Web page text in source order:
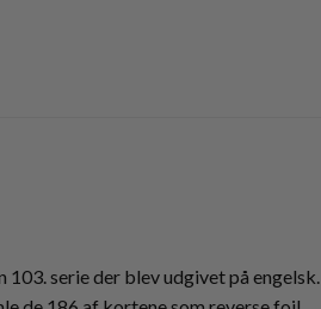
serie der blev udgivet på engelsk.